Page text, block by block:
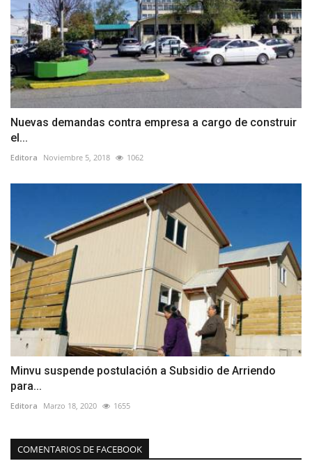
Nuevas demandas contra empresa a cargo de construir
el...
Editora Noviembre 5, 2018 1062
Minvu suspende postulación a Subsidio de Arriendo
para...
Editora Marzo 18, 2020 1655
COMENTARIOS DE FACEBOOK